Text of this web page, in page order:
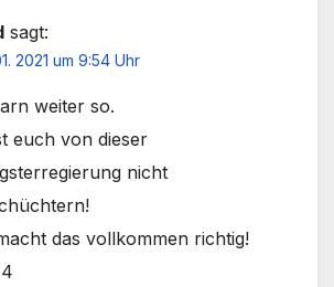
sagt:
2021 um 9:54 Uhr
weiter so.
euch von dieser
nicht
das vollkommen richtig!